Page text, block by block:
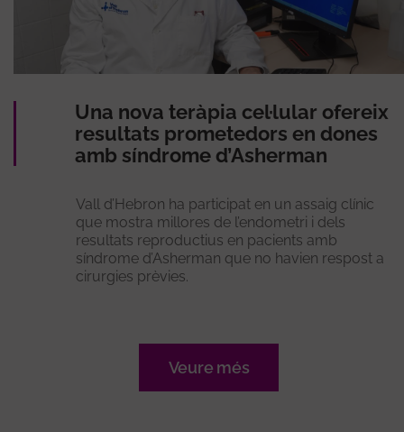
Una nova teràpia cel·lular ofereix
resultats prometedors en dones
amb síndrome d’Asherman
Vall d’Hebron ha participat en un assaig clínic
que mostra millores de l’endometri i dels
resultats reproductius en pacients amb
síndrome d’Asherman que no havien respost a
cirurgies prèvies.
Veure més